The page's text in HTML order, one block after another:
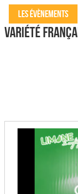
Les évènements
Variété